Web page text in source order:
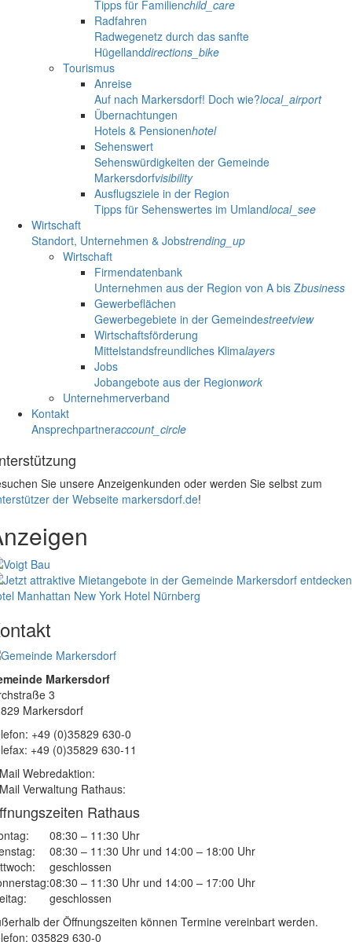
Tipps für Familienchild_care
Radfahren
Radwegenetz durch das sanfte
Hügellanddirections_bike
Tourismus
Anreise
Auf nach Markersdorf! Doch wie?local_airport
Übernachtungen
Hotels & Pensionenhotel
Sehenswert
Sehenswürdigkeiten der Gemeinde
Markersdorfvisibility
Ausflugsziele in der Region
Tipps für Sehenswertes im Umlandlocal_see
Wirtschaft
Standort, Unternehmen & Jobstrending_up
Wirtschaft
Firmendatenbank
Unternehmen aus der Region von A bis Zbusiness
Gewerbeflächen
Gewerbegebiete in der Gemeindestreetview
Wirtschaftsförderung
Mittelstandsfreundliches Klimalayers
Jobs
Jobangebote aus der Regionwork
Unternehmerverband
Kontakt
Ansprechpartneraccount_circle
Sie unsere Anzeigenkunden oder werden Sie selbst zum
der Webseite markersdorf.de!
Manhattan New York Hotel Nürnberg
Markersdorf
3
Markersdorf
+49 (0)35829 630-0
+49 (0)35829 630-11
Webredaktion:
Verwaltung Rathaus:
Rathaus
08:30 – 11:30 Uhr
08:30 – 11:30 Uhr und 14:00 – 18:00 Uhr
geschlossen
08:30 – 11:30 Uhr und 14:00 – 17:00 Uhr
geschlossen
der Öffnungszeiten können Termine vereinbart werden.
035829 630-0